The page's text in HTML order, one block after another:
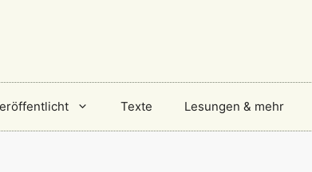
Texte Lesungen & mehr